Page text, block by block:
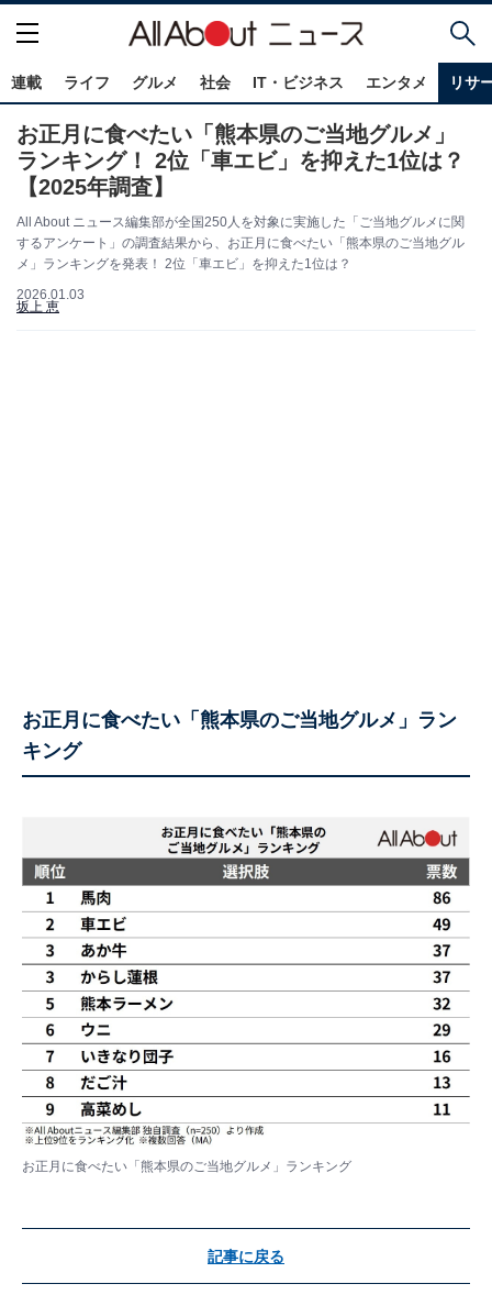
連載 ライフ グルメ 社会 IT・ビジネス エンタメ リサ
お正月に食べたい「熊本県のご当地グルメ」
ランキング！ 2位「車エビ」を抑えた1位は？
【2025年調査】
All About ニュース編集部が全国250人を対象に実施した「ご当地グルメに関
するアンケート」の調査結果から、お正月に食べたい「熊本県のご当地グル
メ」ランキングを発表！ 2位「車エビ」を抑えた1位は？
2026.01.03
坂上 恵
お正月に食べたい「熊本県のご当地グルメ」ラン
キング
お正月に食べたい「熊本県のご当地グルメ」ランキング
記事に戻る